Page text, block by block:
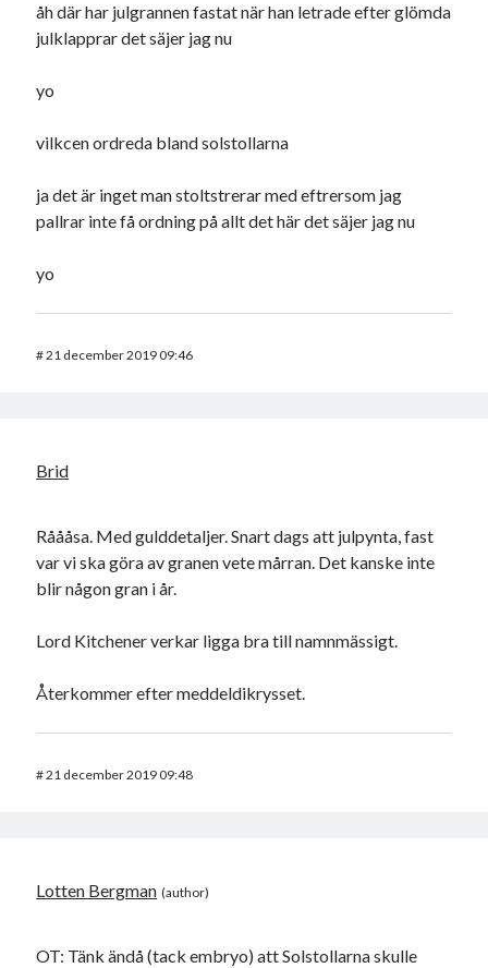
åh där har julgrannen fastat när han letrade efter glömda
julklapprar det säjer jag nu
yo
vilkcen ordreda bland solstollarna
ja det är inget man stoltstrerar med eftrersom jag
pallrar inte få ordning på allt det här det säjer jag nu
yo
#21 december 2019 09:46
Brid
Råååsa. Med gulddetaljer. Snart dags att julpynta, fast
var vi ska göra av granen vete mårran. Det kanske inte
blir någon gran i år.
Lord Kitchener verkar ligga bra till namnmässigt.
Återkommer efter meddeldikrysset.
#21 december 2019 09:48
Lotten Bergman
OT: Tänk ändå (tack embryo) att Solstollarna skulle